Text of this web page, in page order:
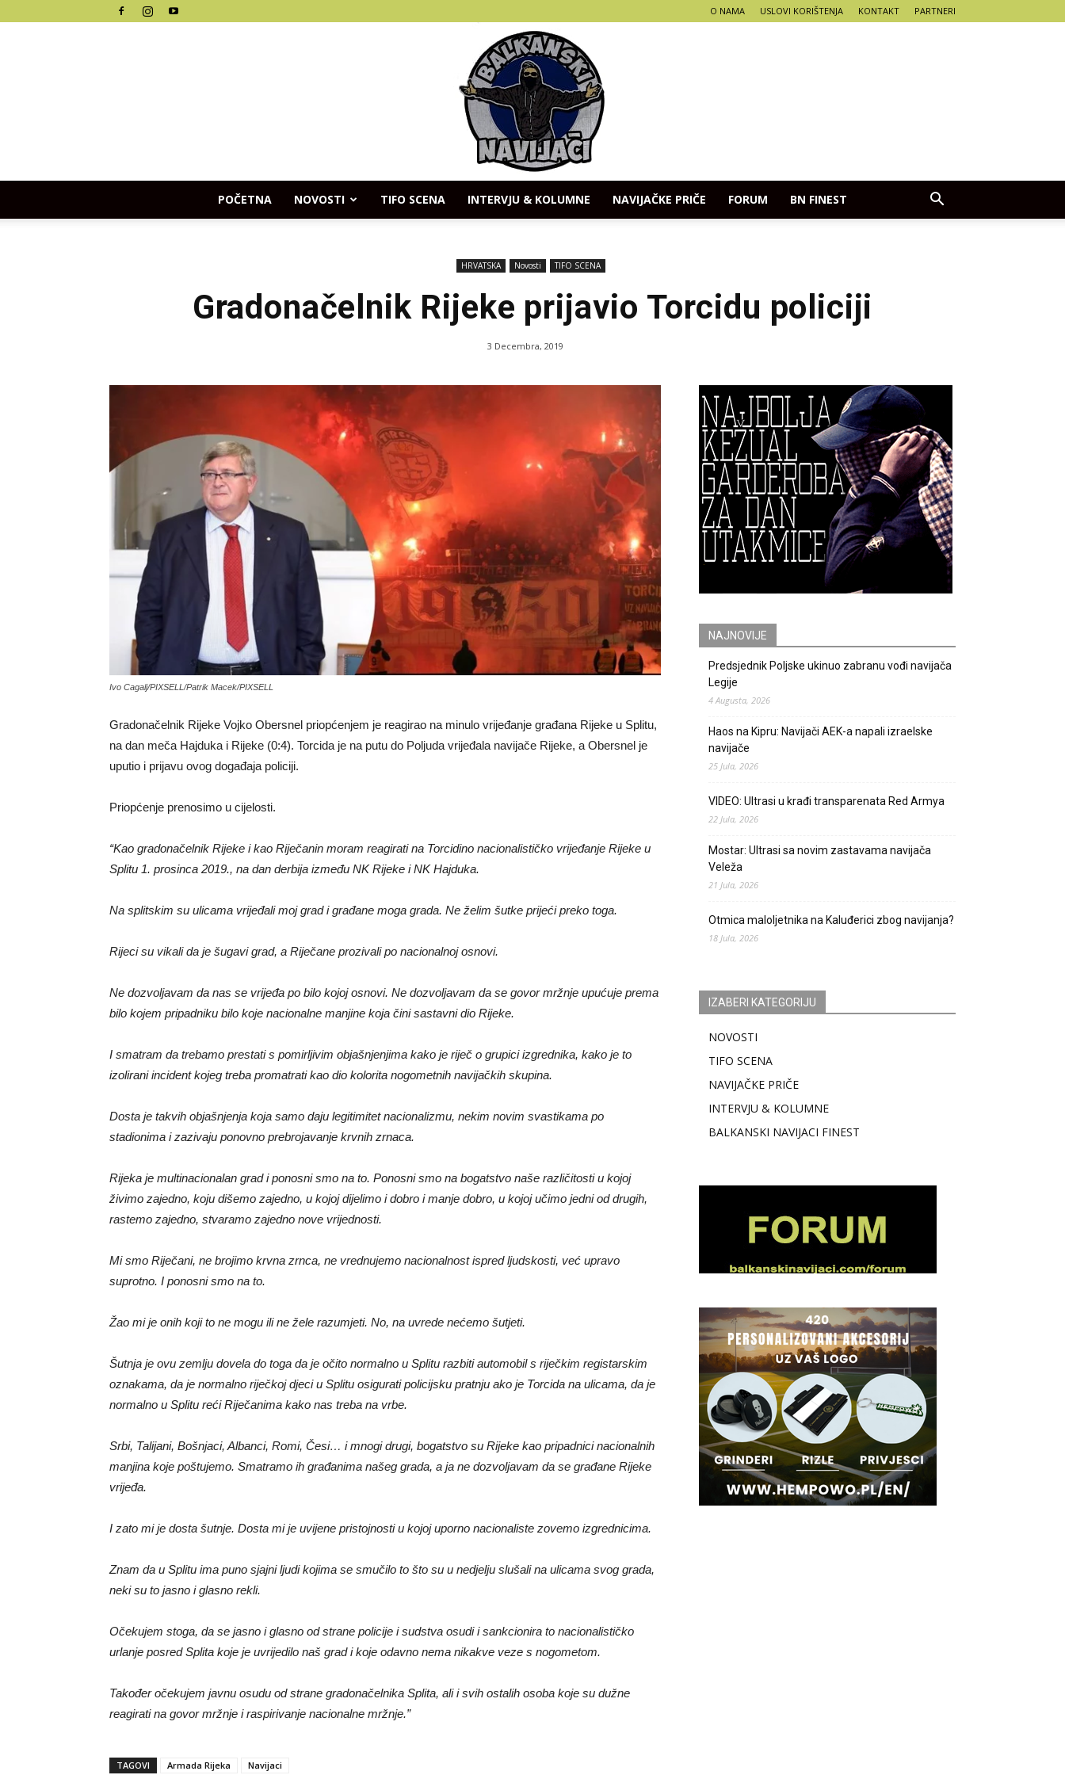
O NAMA USLOVI KORIŠTENJA KONTAKT PARTNERI
POČETNA NOVOSTI TIFO SCENA INTERVJU & KOLUMNE NAVIJAČKE PRIČE FORUM BN FINEST
HRVATSKA Novosti TIFO SCENA
Gradonačelnik Rijeke prijavio Torcidu policiji
3 Decembra, 2019
Ivo Cagalj/PIXSELL/Patrik Macek/PIXSELL
Gradonačelnik Rijeke Vojko Obersnel priopćenjem je reagirao na minulo vrijeđanje građana Rijeke u Splitu,
na dan meča Hajduka i Rijeke (0:4). Torcida je na putu do Poljuda vrijeđala navijače Rijeke, a Obersnel je
uputio i prijavu ovog događaja policiji.
Priopćenje prenosimo u cijelosti.
“Kao gradonačelnik Rijeke i kao Riječanin moram reagirati na Torcidino nacionalističko vrijeđanje Rijeke u
Splitu 1. prosinca 2019., na dan derbija između NK Rijeke i NK Hajduka.
Na splitskim su ulicama vrijeđali moj grad i građane moga grada. Ne želim šutke prijeći preko toga.
Rijeci su vikali da je šugavi grad, a Riječane prozivali po nacionalnoj osnovi.
Ne dozvoljavam da nas se vrijeđa po bilo kojoj osnovi. Ne dozvoljavam da se govor mržnje upućuje prema
bilo kojem pripadniku bilo koje nacionalne manjine koja čini sastavni dio Rijeke.
I smatram da trebamo prestati s pomirljivim objašnjenjima kako je riječ o grupici izgrednika, kako je to
izolirani incident kojeg treba promatrati kao dio kolorita nogometnih navijačkih skupina.
Dosta je takvih objašnjenja koja samo daju legitimitet nacionalizmu, nekim novim svastikama po
stadionima i zazivaju ponovno prebrojavanje krvnih zrnaca.
Rijeka je multinacionalan grad i ponosni smo na to. Ponosni smo na bogatstvo naše različitosti u kojoj
živimo zajedno, koju dišemo zajedno, u kojoj dijelimo i dobro i manje dobro, u kojoj učimo jedni od drugih,
rastemo zajedno, stvaramo zajedno nove vrijednosti.
Mi smo Riječani, ne brojimo krvna zrnca, ne vrednujemo nacionalnost ispred ljudskosti, već upravo
suprotno. I ponosni smo na to.
Žao mi je onih koji to ne mogu ili ne žele razumjeti. No, na uvrede nećemo šutjeti.
Šutnja je ovu zemlju dovela do toga da je očito normalno u Splitu razbiti automobil s riječkim registarskim
oznakama, da je normalno riječkoj djeci u Splitu osigurati policijsku pratnju ako je Torcida na ulicama, da je
normalno u Splitu reći Riječanima kako nas treba na vrbe.
Srbi, Talijani, Bošnjaci, Albanci, Romi, Česi… i mnogi drugi, bogatstvo su Rijeke kao pripadnici nacionalnih
manjina koje poštujemo. Smatramo ih građanima našeg grada, a ja ne dozvoljavam da se građane Rijeke
vrijeđa.
I zato mi je dosta šutnje. Dosta mi je uvijene pristojnosti u kojoj uporno nacionaliste zovemo izgrednicima.
Znam da u Splitu ima puno sjajni ljudi kojima se smučilo to što su u nedjelju slušali na ulicama svog grada,
neki su to jasno i glasno rekli.
Očekujem stoga, da se jasno i glasno od strane policije i sudstva osudi i sankcionira to nacionalističko
urlanje posred Splita koje je uvrijedilo naš grad i koje odavno nema nikakve veze s nogometom.
Također očekujem javnu osudu od strane gradonačelnika Splita, ali i svih ostalih osoba koje su dužne
reagirati na govor mržnje i raspirivanje nacionalne mržnje.”
TAGOVI Armada Rijeka Navijaci
NAJNOVIJE
Predsjednik Poljske ukinuo zabranu vođi navijača
Legije
4 Augusta, 2026
Haos na Kipru: Navijači AEK-a napali izraelske
navijače
25 Jula, 2026
VIDEO: Ultrasi u krađi transparenata Red Armya
22 Jula, 2026
Mostar: Ultrasi sa novim zastavama navijača
Veleža
21 Jula, 2026
Otmica maloljetnika na Kaluđerici zbog navijanja?
18 Jula, 2026
IZABERI KATEGORIJU
NOVOSTI
TIFO SCENA
NAVIJAČKE PRIČE
INTERVJU & KOLUMNE
BALKANSKI NAVIJACI FINEST